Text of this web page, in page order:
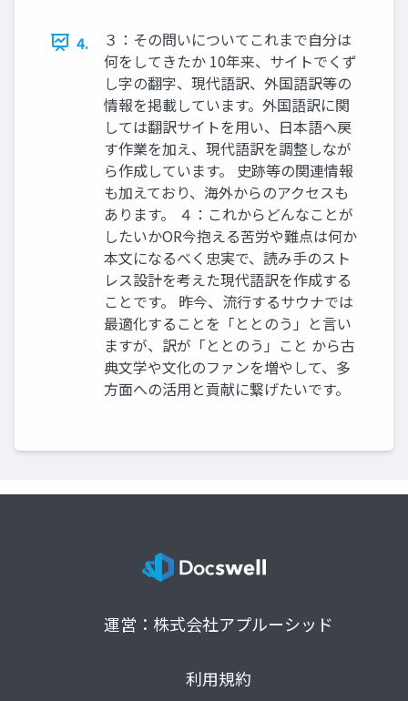
4.
３：その問いについてこれまで自分は
何をしてきたか 10年来、サイトでくず
し字の翻字、現代語訳、外国語訳等の
情報を掲載しています。外国語訳に関
しては翻訳サイトを用い、日本語へ戻
す作業を加え、現代語訳を調整しなが
ら作成しています。 史跡等の関連情報
も加えており、海外からのアクセスも
あります。 ４：これからどんなことが
したいかOR今抱える苦労や難点は何か
本文になるべく忠実で、読み手のスト
レス設計を考えた現代語訳を作成する
ことです。 昨今、流行するサウナでは
最適化することを「ととのう」と言い
ますが、訳が「ととのう」こと から古
典文学や文化のファンを増やして、多
方面への活用と貢献に繋げたいです。
運営：株式会社アプルーシッド
利用規約